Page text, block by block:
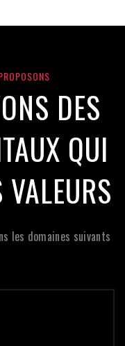
DES
QUI
VALEURS
les domaines suivants